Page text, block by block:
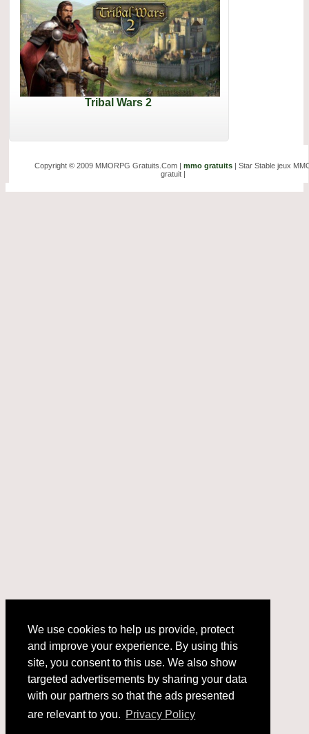
and improve your experience. By using this
site, you consent to this use. We also show
targeted advertisements by sharing your data
with our partners so that the ads presented
are relevant to you. Privacy Policy
We use cookies to help us provide, protect
and improve your experience. By using this
site, you consent to this use. We also show
targeted advertisements by sharing your data
with our partners so that the ads presented
are relevant to you. Privacy Policy
Tribal Wars 2
Copyright © 2009 MMORPG Gratuits.Com | mmo gratuits | Star Stable jeux
gratuit |